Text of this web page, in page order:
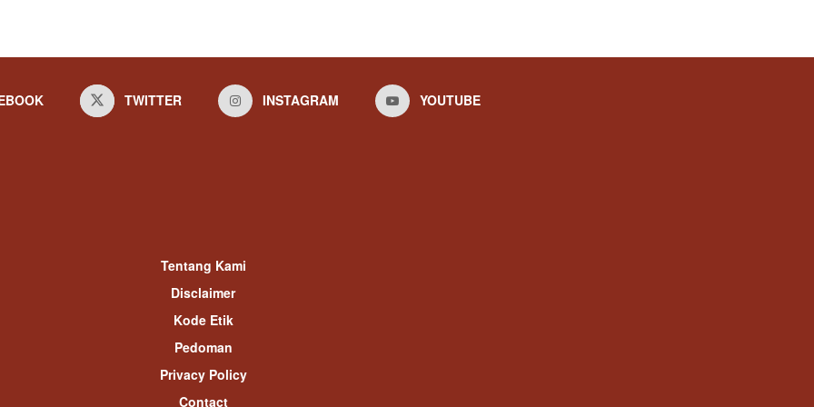
TWITTER INSTAGRAM YOUTUBE
Tentang Kami
Disclaimer
Kode Etik
Pedoman
Privacy Policy
Contact